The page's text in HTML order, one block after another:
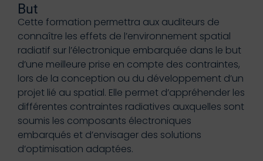
But
Cette formation permettra aux auditeurs de
connaître les effets de l’environnement spatial
radiatif sur l’électronique embarquée dans le but
d’une meilleure prise en compte des contraintes,
lors de la conception ou du développement d’un
projet lié au spatial. Elle permet d’appréhender les
différentes contraintes radiatives auxquelles sont
soumis les composants électroniques
embarqués et d’envisager des solutions
d’optimisation adaptées.